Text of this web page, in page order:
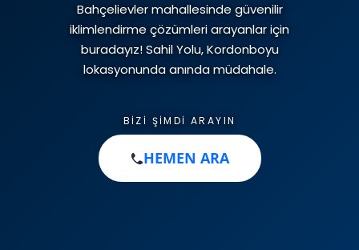
Klima Gaz Dolumu
Kombi Montajı
Petek Temizliği
Bahçelievler mahallesinde güvenilir
iklimlendirme çözümleri arayanlar için
buradayız! Sahil Yolu, Kordonboyu
lokasyonunda anında müdahale.
BIZI ŞIMDI ARAYIN
HEMEN ARA